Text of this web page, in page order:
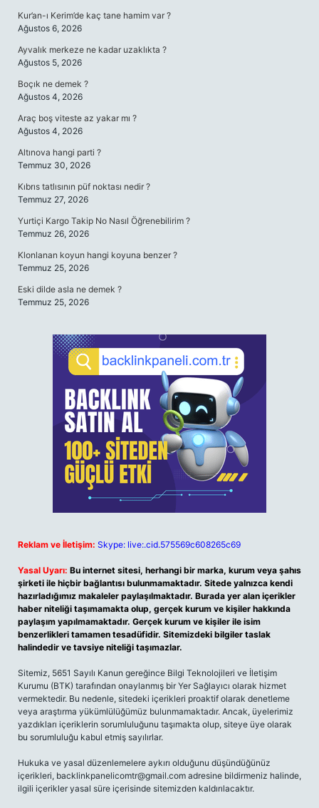
Kur’an-ı Kerim’de kaç tane hamim var ?
Ağustos 6, 2026
Ayvalık merkeze ne kadar uzaklıkta ?
Ağustos 5, 2026
Boçık ne demek ?
Ağustos 4, 2026
Araç boş viteste az yakar mı ?
Ağustos 4, 2026
Altınova hangi parti ?
Temmuz 30, 2026
Kıbrıs tatlısının püf noktası nedir ?
Temmuz 27, 2026
Yurtiçi Kargo Takip No Nasıl Öğrenebilirim ?
Temmuz 26, 2026
Klonlanan koyun hangi koyuna benzer ?
Temmuz 25, 2026
Eski dilde asla ne demek ?
Temmuz 25, 2026
Reklam ve İletişim: Skype: live:.cid.575569c608265c69
Yasal Uyarı: Bu internet sitesi, herhangi bir marka, kurum veya şahıs
şirketi ile hiçbir bağlantısı bulunmamaktadır. Sitede yalnızca kendi
hazırladığımız makaleler paylaşılmaktadır. Burada yer alan içerikler
haber niteliği taşımamakta olup, gerçek kurum ve kişiler hakkında
paylaşım yapılmamaktadır. Gerçek kurum ve kişiler ile isim
benzerlikleri tamamen tesadüfidir. Sitemizdeki bilgiler taslak
halindedir ve tavsiye niteliği taşımazlar.
Sitemiz, 5651 Sayılı Kanun gereğince Bilgi Teknolojileri ve İletişim
Kurumu (BTK) tarafından onaylanmış bir Yer Sağlayıcı olarak hizmet
vermektedir. Bu nedenle, sitedeki içerikleri proaktif olarak denetleme
veya araştırma yükümlülüğümüz bulunmamaktadır. Ancak, üyelerimiz
yazdıkları içeriklerin sorumluluğunu taşımakta olup, siteye üye olarak
bu sorumluluğu kabul etmiş sayılırlar.
Hukuka ve yasal düzenlemelere aykırı olduğunu düşündüğünüz
içerikleri, backlinkpanelicomtr@gmail.com adresine bildirmeniz halinde,
ilgili içerikler yasal süre içerisinde sitemizden kaldırılacaktır.